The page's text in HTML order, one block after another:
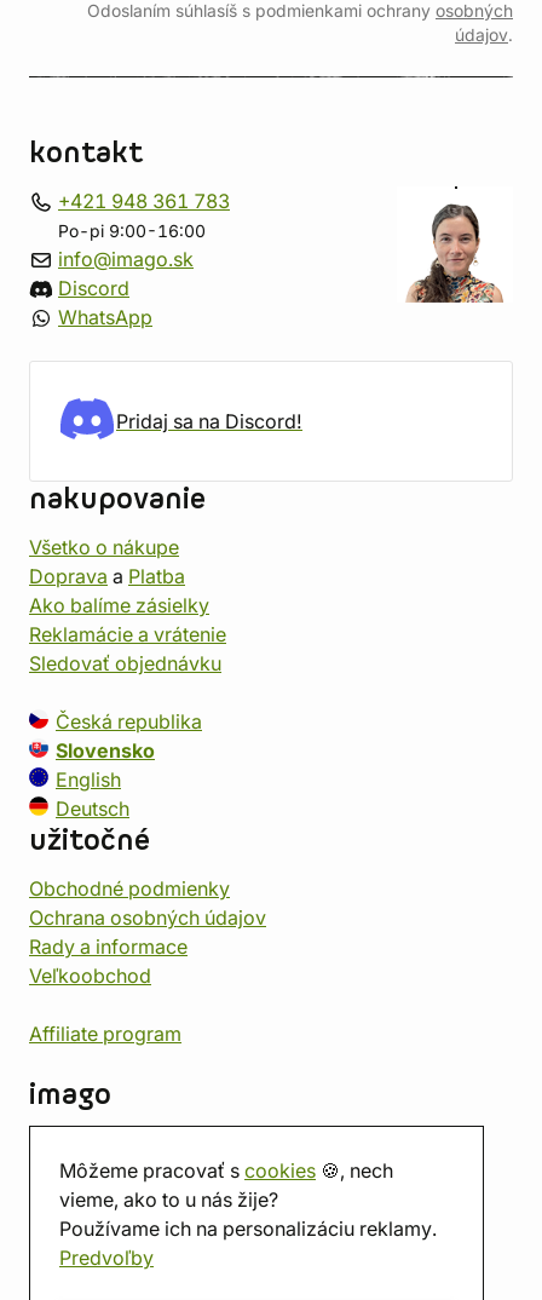
Môžeme pracovať s cookies 🍪, nech
vieme, ako to u nás žije?
Používame ich na personalizáciu reklamy.
Predvoľby
Odoslaním súhlasíš s podmienkami ochrany osobných
údajov.
kontakt
+421 948 361 783
Po-pi 9:00-16:00
info@imago.sk
Discord
WhatsApp
Pridaj sa na Discord!
nakupovanie
Všetko o nákupe
Doprava a Platba
Ako balíme zásielky
Reklamácie a vrátenie
Sledovať objednávku
Česká republika
Slovensko
English
Deutsch
užitočné
Obchodné podmienky
Ochrana osobných údajov
Rady a informace
Veľkoobchod
Affiliate program
imago
Predajňa
Herňa
O nás
Hodnotenie obchodu